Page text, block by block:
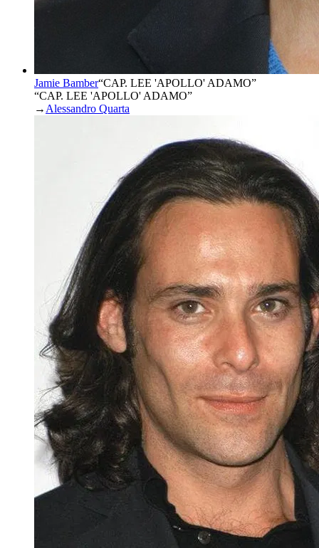
Jamie Bamber“CAP. LEE 'APOLLO' ADAMO”
“CAP. LEE 'APOLLO' ADAMO”
→ Alessandro Quarta